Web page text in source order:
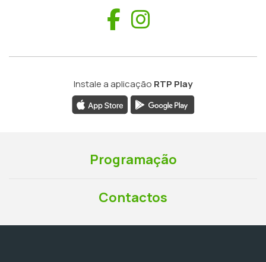
Facebook
Instale a aplicação RTP Play
Programação
Contactos